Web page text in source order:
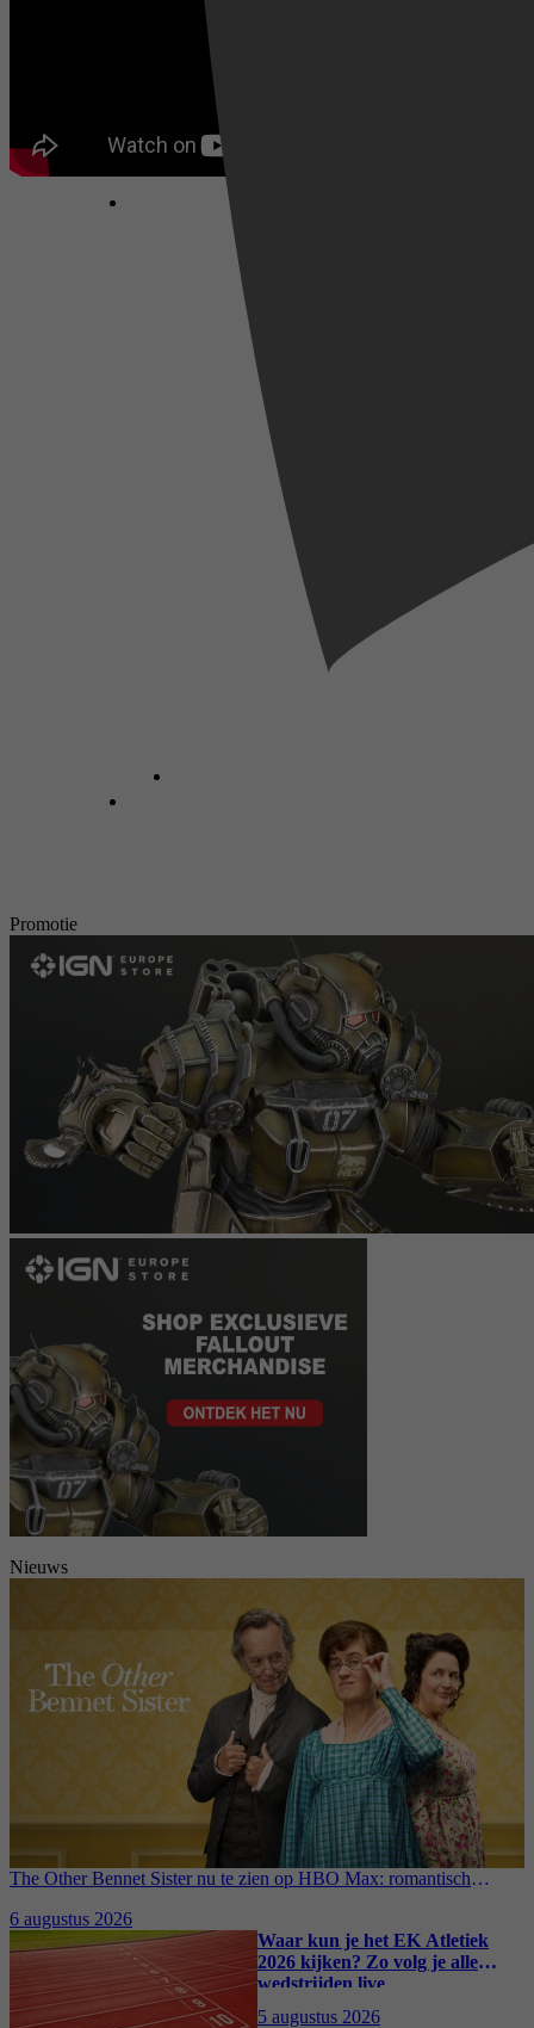
Promotie
Nieuws
The Other Bennet Sister nu te zien op HBO Max: romantisch
6 augustus 2026
Waar kun je het EK Atletiek
2026 kijken? Zo volg je alle
wedstrijden live
5 augustus 2026